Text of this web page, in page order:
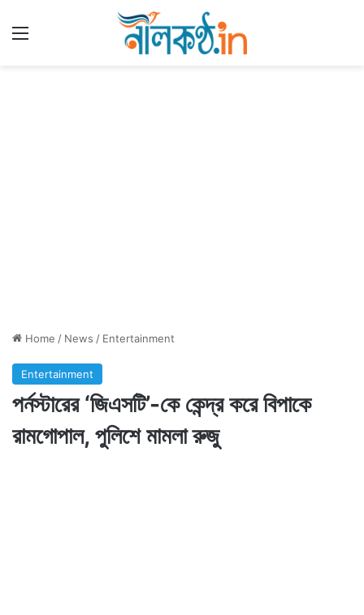
Home / News / Entertainment
Entertainment
পর্নস্টারের ‘জিএসটি’-কে কেন্দ্র করে বিপাকে
রামগোপাল, পুলিশে মামলা রুজু